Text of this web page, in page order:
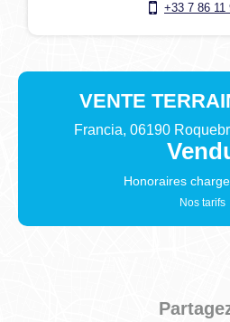
+33 7 86 11
VENTE
Francia, 06190
Honoraires charge
Nos tarifs